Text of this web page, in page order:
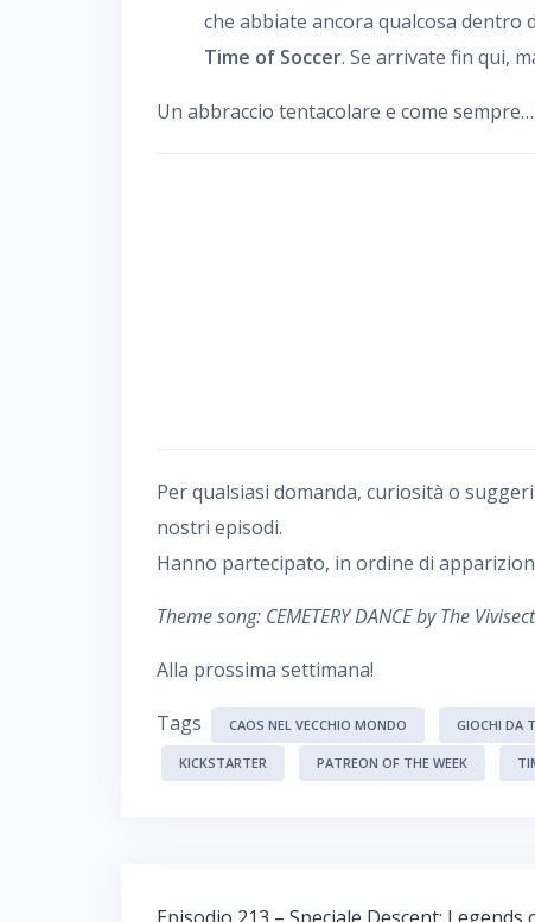
che abbiate ancora qualcosa dentro
Time of Soccer. Se arrivate fin qui,
Un abbraccio tentacolare e come
Per qualsiasi domanda, curiosità o
nostri episodi.
Hanno partecipato, in ordine di
Theme song: CEMETERY DANCE by The
Alla prossima settimana!
Tags CAOS NEL VECCHIO MONDO GIOCHI DA
KICKSTARTER PATREON OF THE WEEK